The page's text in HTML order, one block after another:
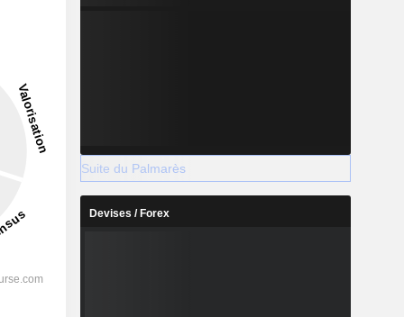
Suite du Palmarès
Devises / Forex